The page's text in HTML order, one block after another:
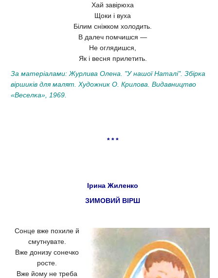
Хай завірюха
Щоки і вуха
Білим сніжком холодить.
В далеч помчишся —
Не оглядишся,
Як і весня прилетить.
За матеріалами: Журлива Олена. "У нашої Наталі". Збірка
віршиків для малят. Художник О. Крилова. Видавництво
«Веселка», 1969.
* * *
Ірина Жиленко
ЗИМОВИЙ ВІРШ
Сонце вже похиле й
смутнувате.
Вже донизу сонечко
росте.
Вже йому не треба